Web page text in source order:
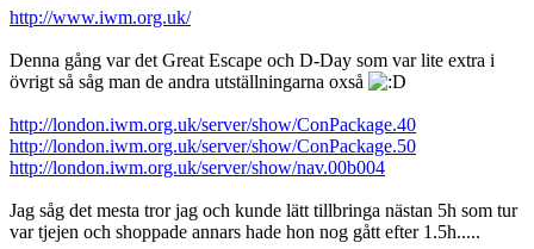
http://www.iwm.org.uk/
Denna gång var det Great Escape och D-Day som var lite extra i
övrigt så såg man de andra utställningarna oxså
http://london.iwm.org.uk/server/show/ConPackage.40
http://london.iwm.org.uk/server/show/ConPackage.50
http://london.iwm.org.uk/server/show/nav.00b004
Jag såg det mesta tror jag och kunde lätt tillbringa nästan 5h som tur
var tjejen och shoppade annars hade hon nog gått efter 1.5h.....